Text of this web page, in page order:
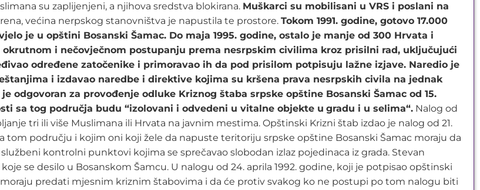
su zaplijenjeni, a njihova sredstva blokirana. Muškarci su mobilisani u VRS i poslani na
većina nerpskog stanovništva je napustila te prostore. Tokom 1991. godine, gotovo 17.000
je u opštini Bosanski Šamac. Do maja 1995. godine, ostalo je manje od 300 Hrvata i
okrutnom i nečovječnom postupanju prema nesrpskim civilima kroz prisilni rad, uključujući
određene zatočenike i primoravao ih da pod prisilom potpisuju lažne izjave. Naredio je
i izdavao naredbe i direktive kojima su kršena prava nesrpskih civila na jednak
za provođenje odluke Kriznog štaba srpske opštine Bosanski Šamac od 15.
sa tog područja budu “izolovani i odvedeni u vitalne objekte u gradu i u selima“. Nalog od
tri ili više Muslimana ili Hrvata na javnim mestima. Opštinski Krizni štab izdao je nalog od 21.
tom području i kojim oni koji žele da napuste teritoriju srpske opštine Bosanski Šamac moraju da
kontrolni punktovi kojima se sprečavao slobodan izlaz pojedinaca iz grada. Stevan
se desilo u Bosanskom Šamcu. U nalogu od 24. aprila 1992. godine, koji je potpisao opštinski
predati mjesnim kriznim štabovima i da će protiv svakog ko ne postupi po tom nalogu biti